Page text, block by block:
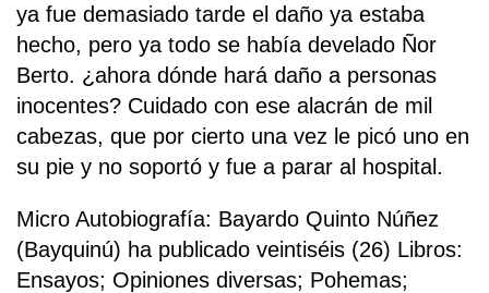
ya fue demasiado tarde el daño ya estaba
hecho, pero ya todo se había develado Ñor
Berto. ¿ahora dónde hará daño a personas
inocentes? Cuidado con ese alacrán de mil
cabezas, que por cierto una vez le picó uno en
su pie y no soportó y fue a parar al hospital.
Micro Autobiografía: Bayardo Quinto Núñez
(Bayquinú) ha publicado veintiséis (26) Libros:
Ensayos; Opiniones diversas; Pohemas;